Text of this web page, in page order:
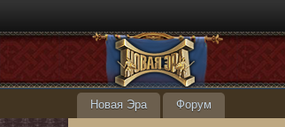
Новая Эра Форум